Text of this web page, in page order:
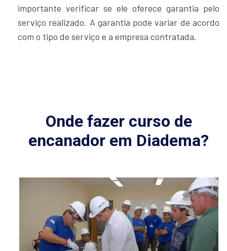
importante verificar se ele oferece garantia pelo
serviço realizado. A garantia pode variar de acordo
com o tipo de serviço e a empresa contratada.
Onde fazer curso de
encanador em Diadema?